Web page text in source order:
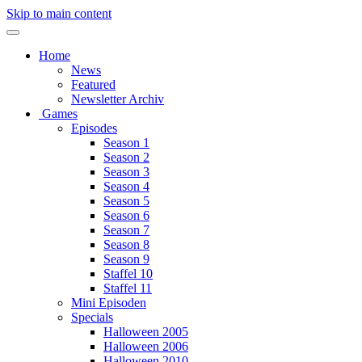
Skip to main content
Home
News
Featured
Newsletter Archiv
Games
Episodes
Season 1
Season 2
Season 3
Season 4
Season 5
Season 6
Season 7
Season 8
Season 9
Staffel 10
Staffel 11
Mini Episoden
Specials
Halloween 2005
Halloween 2006